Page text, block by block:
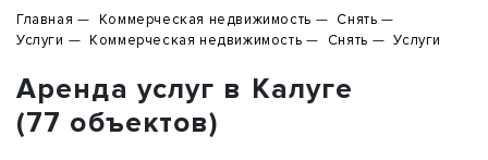
Главная Коммерческая недвижимость
Снять
Услуги
Коммерческая недвижимость Снять Услуги
Аренда услуг в Калуге
(77 объектов)